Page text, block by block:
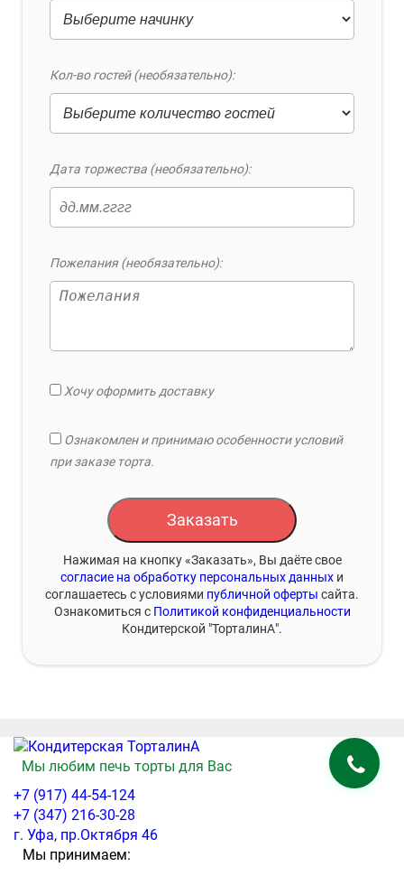
Кол-во гостей (необязательно):
Дата торжества (необязательно):
Пожелания (необязательно):
Хочу оформить доставку
Ознакомлен и принимаю особенности условий
при заказе торта.
Заказать
Нажимая на кнопку «Заказать», Вы даёте свое
согласие на обработку персональных данных и
соглашаетесь с условиями публичной оферты сайта.
Ознакомиться с Политикой конфиденциальности
Кондитерской "ТорталинА".
Мы любим печь торты для Вас
+7 (917) 44-54-124
+7 (347) 216-30-28
г. Уфа, пр.Октября 46
Мы принимаем: